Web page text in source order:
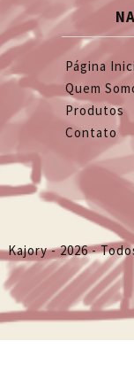
Página
Quem
Produtos
Contato
Kajory - 2026 -